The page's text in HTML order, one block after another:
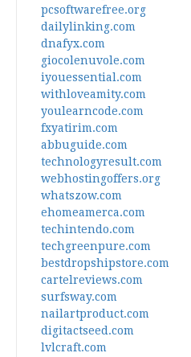
pcsoftwarefree.org
dailylinking.com
dnafyx.com
giocolenuvole.com
iyouessential.com
withloveamity.com
youlearncode.com
fxyatirim.com
abbuguide.com
technologyresult.com
webhostingoffers.org
whatszow.com
ehomeamerca.com
techintendo.com
techgreenpure.com
bestdropshipstore.com
cartelreviews.com
surfsway.com
nailartproduct.com
digitactseed.com
lvlcraft.com